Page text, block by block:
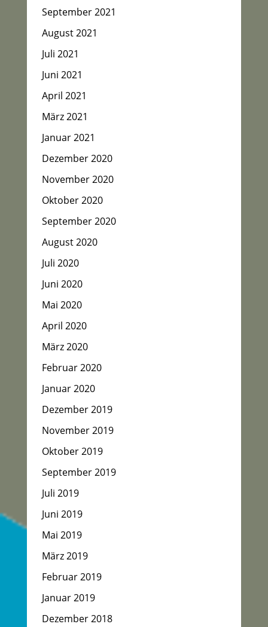
September 2021
August 2021
Juli 2021
Juni 2021
April 2021
März 2021
Januar 2021
Dezember 2020
November 2020
Oktober 2020
September 2020
August 2020
Juli 2020
Juni 2020
Mai 2020
April 2020
März 2020
Februar 2020
Januar 2020
Dezember 2019
November 2019
Oktober 2019
September 2019
Juli 2019
Juni 2019
Mai 2019
März 2019
Februar 2019
Januar 2019
Dezember 2018